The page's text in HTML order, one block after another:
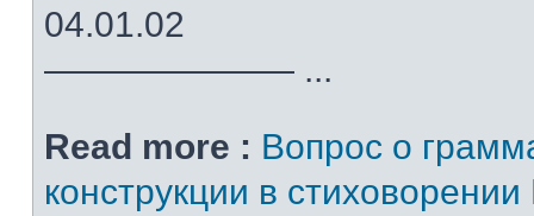
04.01.02
——————— ...
Read more : Вопрос о
конструкции в